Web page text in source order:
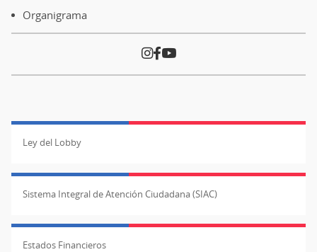
Organigrama
Ley del Lobby
Sistema Integral de Atención Ciudadana (SIAC)
Estados Financieros